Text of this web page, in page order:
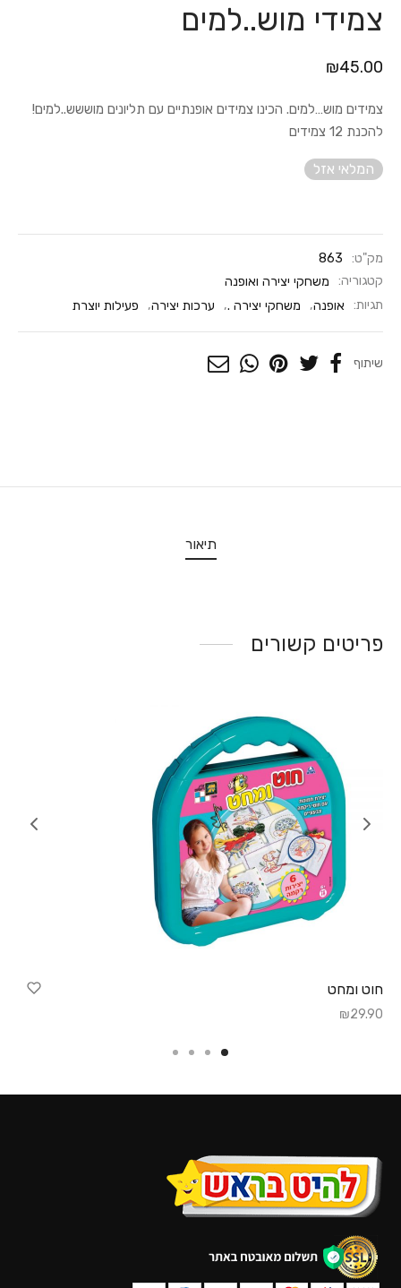
צמידי מוש..למים
₪45.00
צמידים מוש…למים. הכינו צמידים אופנתיים עם תליונים מוששש..למים!
להכנת 12 צמידים
המלאי אזל
מק"ט:
863
קטגוריה:
משחקי יצירה ואופנה
תגיות:
אופנה, משחקי יצירה ., ערכות יצירה, פעילות יוצרת
שיתוף
תיאור
פריטים קשורים
חוט ומחט
₪29.90